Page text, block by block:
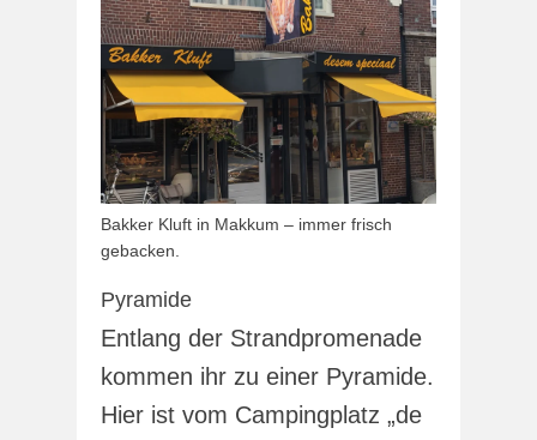
Bakker Kluft in Makkum – immer frisch
gebacken.
Pyramide
Entlang der Strandpromenade
kommen ihr zu einer Pyramide.
Hier ist vom Campingplatz „de